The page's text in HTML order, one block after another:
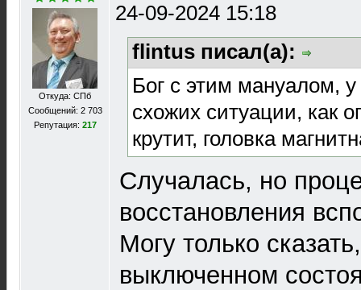
Откуда: СПб
Сообщений: 2 703
Репутация: 217
24-09-2024 15:18
flintus писал(а):
Бог с этим мануалом,
схожих ситуации, как
крутит, головка
Случалась, но
восстановления
Могу только
выключенном